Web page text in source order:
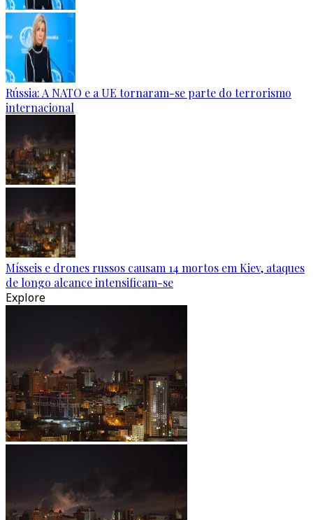
Rússia: A NATO e a UE tornaram-se parte do terrorismo
internacional
Mísseis e drones russos causam 14 mortos em Kiev, ataques
de longo alcance intensificam-se
Explore